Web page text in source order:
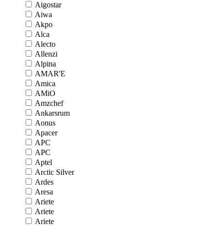
Aigostar
Aiwa
Akpo
Alca
Alecto
Allenzi
Alpina
AMAR'E
Amica
AMiO
Amzchef
Ankarsrum
Aonus
Apacer
APC
APC
Aptel
Arctic Silver
Ardes
Aresa
Ariete
Ariete
Ariete